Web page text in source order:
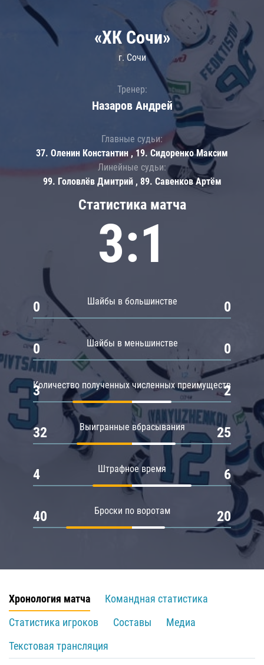
Статистика матча
3:1
Шайбы в большинстве
0 0
Шайбы в меньшинстве
0 0
Количество полученных численных преимуществ
3 2
Выигранные вбрасывания
32 25
Штрафное время
4 6
Броски по воротам
40 20
«ХК Сочи»
г. Сочи
Тренер:
Назаров Андрей
Главные судьи:
37. Оленин Константин , 19. Сидоренко Максим
Линейные судьи:
99. Головлёв Дмитрий , 89. Савенков Артём
Хронология матча
Командная статистика
Статистика игроков
Составы
Медиа
Текстовая трансляция